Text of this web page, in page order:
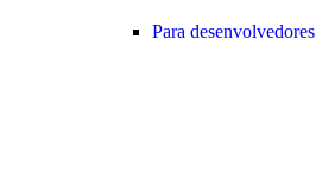
Para desenvolvedores